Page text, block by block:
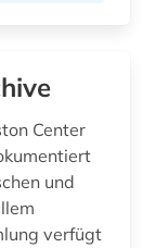
Center
und
verfügt